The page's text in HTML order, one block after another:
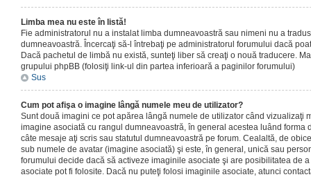
Limba mea nu este în listă!
Fie administratorul nu a instalat limba dumneavoastră sau nimeni nu a
dumneavoastră. Încercaţi să-l întrebaţi pe administratorul forumului dacă
Dacă pachetul de limbă nu există, sunteţi liber să creaţi o nouă traducere.
grupului phpBB (folosiţi link-ul din partea inferioară a paginilor forumului)
Sus
Cum pot afişa o imagine lângă numele meu de utilizator?
Sunt două imagini ce pot apărea lângă numele de utilizator când vizualizaţi
imagine asociată cu rangul dumneavoastră, în general acestea luând forma
câte mesaje aţi scris sau statutul dumneavoastră pe forum. Cealaltă, de
sub numele de avatar (imagine asociată) şi este, în general, unică sau
forumului decide dacă să activeze imaginile asociate şi are posibilitatea de
asociate pot fi folosite. Dacă nu puteţi folosi imaginile asociate, atunci